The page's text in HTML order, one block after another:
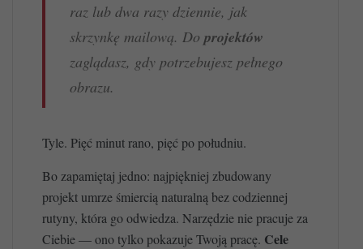
raz lub dwa razy dziennie, jak
skrzynkę mailową. Do projektów
zaglądasz, gdy potrzebujesz pełnego
obrazu.
Tyle. Pięć minut rano, pięć po południu.
Bo zapamiętaj jedno: najpiękniej zbudowany
projekt umrze śmiercią naturalną bez codziennej
rutyny, która go odwiedza. Narzędzie nie pracuje za
Ciebie — ono tylko pokazuje Twoją pracę. Cele